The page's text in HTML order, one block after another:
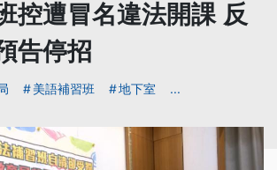
控遭冒名違法開課 反
告停招
美語補習班 地下室 ...